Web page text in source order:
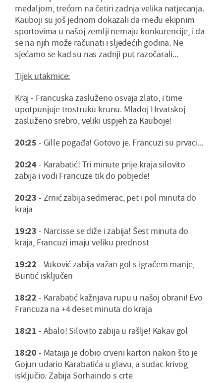
medaljom, trećom na četiri zadnja velika natjecanja.
Kauboji su još jednom dokazali da među ekipnim
sportovima u našoj zemlji nemaju konkurencije, i da
se na njih može računati i sljedećih godina. Ne
sjećamo se kad su nas zadnji put razočarali...
Tijek utakmice:
Kraj - Francuska zasluženo osvaja zlato, i time
upotpunjuje trostruku krunu. Mladoj Hrvatskoj
zasluženo srebro, veliki uspjeh za Kauboje!
20:25 - Gille pogađa! Gotovo je. Francuzi su prvaci...
20:24 - Karabatić! Tri minute prije kraja silovito
zabija i vodi Francuze tik do pobjede!
20:23 - Zrnić zabija sedmerac, pet i pol minuta do
kraja
19:23 - Narcisse se diže i zabija! Šest minuta do
kraja, Francuzi imaju veliku prednost
19:22 - Vuković zabija važan gol s igračem manje,
Buntić isključen
18:22 - Karabatić kažnjava rupu u našoj obrani! Evo
Francuza na +4 deset minuta do kraja
18:21 - Abalo! Silovito zabija u rašlje! Kakav gol
18:20 - Mataija je dobio crveni karton nakon što je
Gojun udario Karabatića u glavu, a sudac krivog
isključio. Zabija Sorhaindo s crte